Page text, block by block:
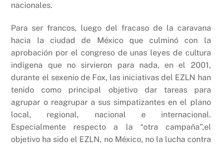
nacionales.
Para ser francos, luego del fracaso de la caravana
hacia la ciudad de México que culminó con la
aprobación por el congreso de unas leyes de cultura
indígena que no sirvieron para nada, en el 2001,
durante el sexenio de Fox, las iniciativas del EZLN han
tenido como principal objetivo dar tareas para
agrupar o reagrupar a sus simpatizantes en el plano
local, regional, nacional e internacional.
Especialmente respecto a la “otra campaña”,el
objetivo ha sido el EZLN, no México, no la lucha contra